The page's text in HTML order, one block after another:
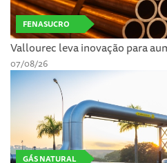
FENASUCRO
Vallourec leva inovação para
07/08/26
GÁS NATURAL